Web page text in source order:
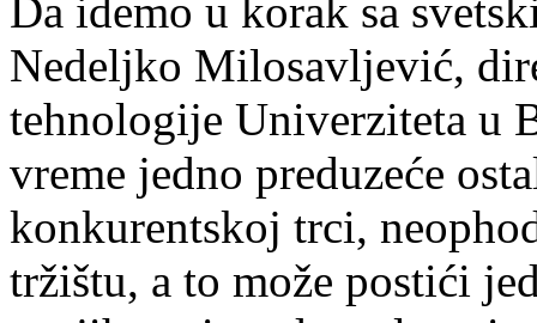
Da idemo u korak sa
Nedeljko Milosavljević,
tehnologije Univerziteta u
vreme jedno preduzeće
konkurentskoj trci,
tržištu, a to može postići